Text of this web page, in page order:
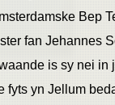
Bep
fan Jehannes
is sy nei in
fyts yn Jellum